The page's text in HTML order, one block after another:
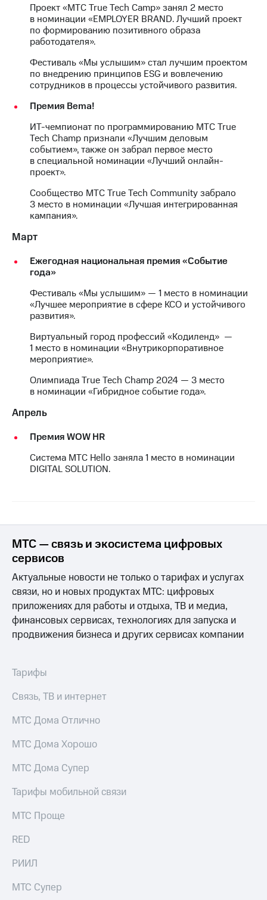
регионе
и акционерам
Корпоративное
управление
Корпоративный
секретарь
Раскрытие
информации
Информация
акционерам
Документы
ПАО
"МТС"
акционеров
Личный
кабинет
Контроль
и
Рынок
акций
Программа
приобретения
Порядок
акций
Дивиденды
Описание
Еврооблигации-2023
Уведомление
о
Регистратор
Реквизиты
Контакты
развитие
деловая этика
На главную
Проект «МТС True Tech Camp» занял 2 место
в номинации «EMPLOYER BRAND. Лучший проект
по формированию позитивного образа
работодателя».
Фестиваль «Мы услышим» стал лучшим проектом
по внедрению принципов ESG и вовлечению
сотрудников в процессы устойчивого развития.
Премия Bema!
ИТ-чемпионат по программированию МТС True
Tech Champ признали «Лучшим деловым
событием», также он забрал первое место
в специальной номинации «Лучший онлайн-
проект».
Сообщество МТС True Tech Community забрало
3 место в номинации «Лучшая интегрированная
кампания».
Март
Ежегодная национальная премия «Событие
года»
Фестиваль «Мы услышим» — 1 место в номинации
«Лучшее мероприятие в сфере КСО и устойчивого
развития».
Виртуальный город профессий «Кодиленд» —
1 место в номинации «Внутрикорпоративное
мероприятие».
Олимпиада True Tech Champ 2024 — 3 место
в номинации «Гибридное событие года».
Апрель
Премия WOW HR
Система МТС Hello заняла 1 место в номинации
DIGITAL SOLUTION.
МТС — связь и экосистема цифровых
сервисов
Актуальные новости не только о тарифах и услугах
связи, но и новых продуктах МТС: цифровых
приложениях для работы и отдыха, ТВ и медиа,
финансовых сервисах, технологиях для запуска и
продвижения бизнеса и других сервисах компании
Тарифы
Связь, ТВ и интернет
МТС Дома Отлично
МТС Дома Хорошо
МТС Дома Супер
Тарифы мобильной связи
МТС Проще
RED
РИИЛ
МТС Супер